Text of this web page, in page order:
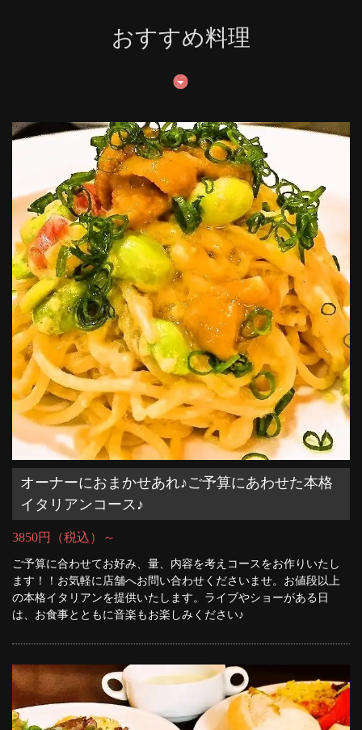
おすすめ料理
オーナーにおまかせあれ♪ご予算にあわせた本格
イタリアンコース♪
3850円（税込）～
ご予算に合わせてお好み、量、内容を考えコースをお作りいたし
ます！！お気軽に店舗へお問い合わせくださいませ。お値段以上
の本格イタリアンを提供いたします。ライブやショーがある日
は、お食事とともに音楽もお楽しみください♪